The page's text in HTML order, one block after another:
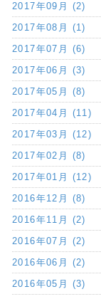
2017年09月 (2)
2017年08月 (1)
2017年07月 (6)
2017年06月 (3)
2017年05月 (8)
2017年04月 (11)
2017年03月 (12)
2017年02月 (8)
2017年01月 (12)
2016年12月 (8)
2016年11月 (2)
2016年07月 (2)
2016年06月 (2)
2016年05月 (3)